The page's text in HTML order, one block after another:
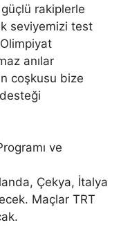
güçlü rakiplerle
seviyemizi test
anılar
coşkusu bize
ve
Çekya, İtalya
Maçlar TRT